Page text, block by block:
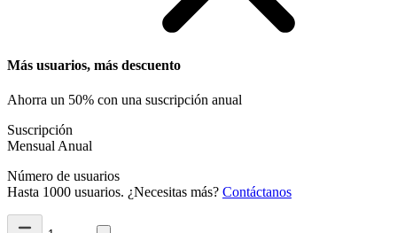
Más usuarios, más descuento
Ahorra un 50% con una suscripción anual
Suscripción
Mensual Anual
Número de usuarios
Hasta 1000 usuarios. ¿Necesitas más? Contáctanos